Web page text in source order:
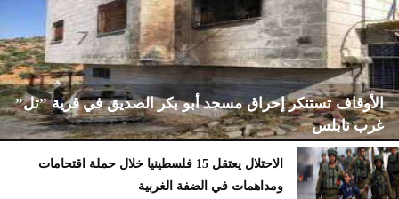
الأوقاف تستنكر إحراق مسجد أبو بكر الصديق في قرية ”تل”
غرب نابلس
الاحتلال يعتقل 15 فلسطينيا خلال حملة اقتحامات
ومداهمات في الضفة الغربية